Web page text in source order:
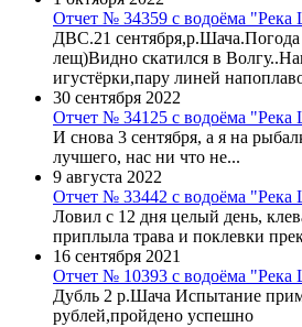
Отчет № 34359 с водоёма "Река
ДВС.21
лещ)Видно скатился в
игустёрки,пару линей
30 сентября 2022
Отчет № 34125 с водоёма "Река
И снова 3 сентября, а я на
лучшего, нас ни что не...
9 августа 2022
Отчет № 33442 с водоёма "Река
Ловил с 12 дня целый день,
приплыла трава и поклевки
16 сентября 2021
Отчет № 10393 с водоёма "Река
Дубль 2 р.Шача Испытание
рублей,пройдено успешно